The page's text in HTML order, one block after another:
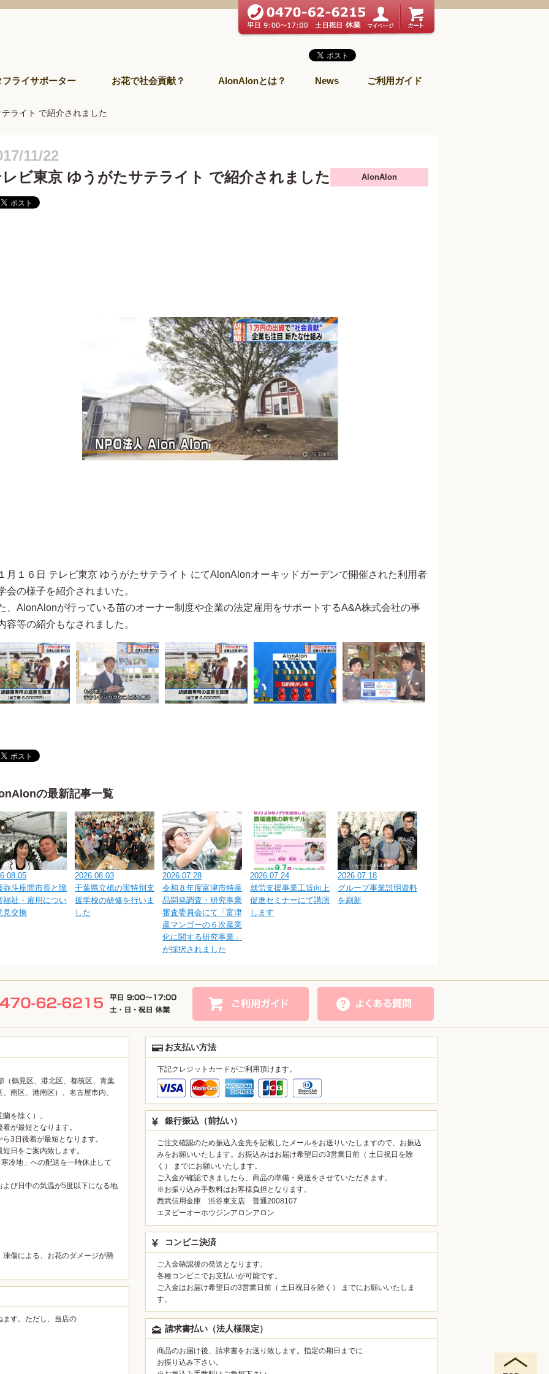
フライサポーター お花で社会貢献？ AlonAlonとは？ News ご利用ガイド
ライト で紹介されました
11/22
ビ東京 ゆうがたサテライト で紹介されました
AlonAlon
月１６日 テレビ東京 ゆうがたサテライト にてAlonAlonオーキッドガーデンで開催された利用者
会の様子を紹介されまいた。
、AlonAlonが行っている苗のオーナー制度や企業の法定雇用をサポートするA&A株式会社の事
容等の紹介もなされました。
の最新記事一覧
弥斗座間市長と障
福祉・雇用につい
見交換
2026.08.03
千葉県立槙の実特別支
援学校の研修を行いま
した
2026.07.28
令和８年度富津市特産
品開発調査・研究事業
審査委員会にて「富津
産マンゴーの６次産業
化に関する研究事業」
が採択されました
2026.07.24
就労支援事業工賃向上
促進セミナーにて講演
します
2026.07.18
グループ事業説明資料
を刷新
（鶴見区、港北区、都筑区、青葉
南区、港南区）、名古屋市内、
を除く）。
が最短となります。
3日後着が最短となります。
日をご案内致します。
冷地」への配送を一時休止して
び日中の気温が5度以下になる地
傷による、お花のダメージが懸
ます。ただし、当店の
お支払い方法
下記クレジットカードがご利用頂けます。
銀行振込（前払い）
ご注文確認のため振込入金先を記載したメールをお送りいたしますので、お振込
みをお願いいたします。お振込みはお届け希望日の3営業日前（ 土日祝日を除
く） までにお願いいたします。
ご入金が確認できましたら、商品の準備・発送をさせていただきます。
※お振り込み手数料はお客様負担となります。
西武信用金庫 渋谷東支店 普通2008107
エヌピーオーホウジンアロンアロン
コンビニ決済
ご入金確認後の発送となります。
各種コンビニでお支払いが可能です。
ご入金はお届け希望日の3営業日前（ 土日祝日を除く） までにお願いいたしま
す。
請求書払い（法人様限定）
商品のお届け後、請求書をお送り致します。指定の期日までに
お振り込み下さい。